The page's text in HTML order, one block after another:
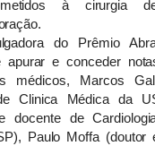
à cirurgia
do Prêmio
apurar e conceder
médicos, Marcos
Clinica Médica da
docente de
Paulo Moffa (doutor